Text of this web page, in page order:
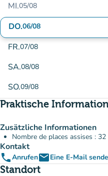
MI.05/08
DO.06/08
FR.07/08
SA.08/08
SO.09/08
Praktische
Zusätzliche Informationen
Nombre de places assises : 32
Kontakt
phoneAnrufenemailEine E-Mail
Standort